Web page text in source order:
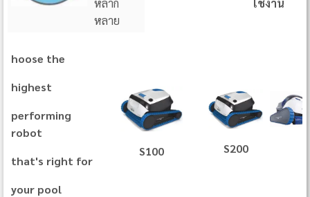
หลาก
หลาย
ใช้งาน
hoose the
highest
performing
robot
that's right for
your pool
S100 S200